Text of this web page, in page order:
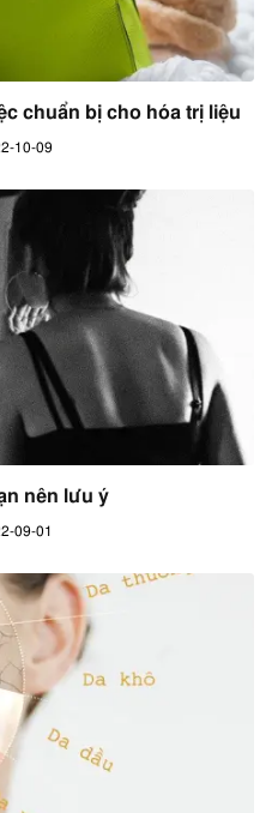
chuẩn bị cho hóa trị liệu
10-09
nên lưu ý
09-01